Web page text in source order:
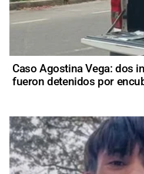
Caso Agostina Vega: dos
fueron detenidos por